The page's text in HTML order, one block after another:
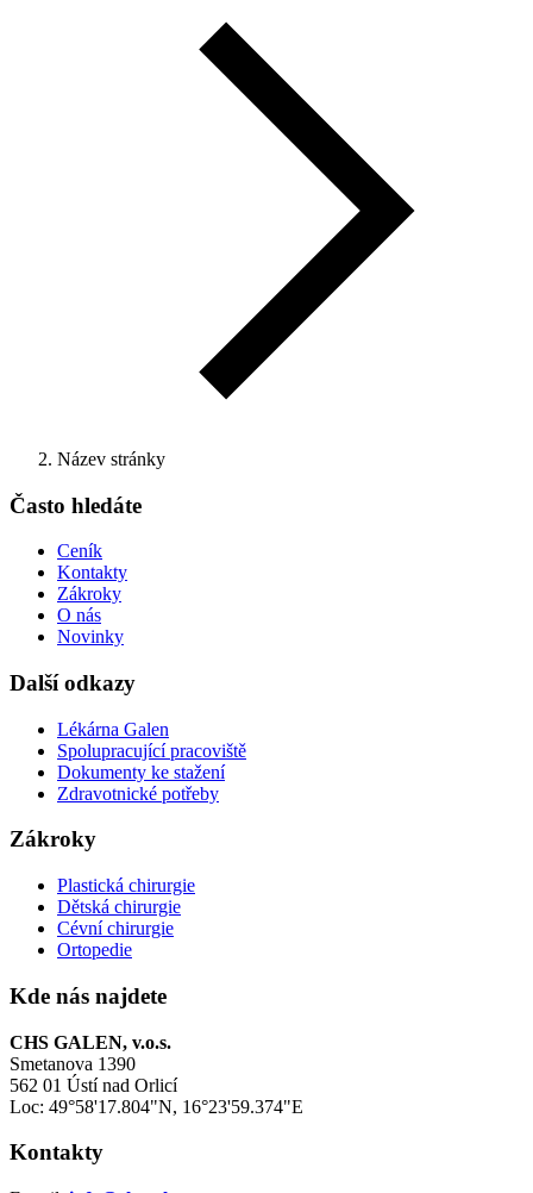
Název stránky
Často hledáte
Ceník
Kontakty
Zákroky
O nás
Novinky
Další odkazy
Lékárna Galen
Spolupracující pracoviště
Dokumenty ke stažení
Zdravotnické potřeby
Zákroky
Plastická chirurgie
Dětská chirurgie
Cévní chirurgie
Ortopedie
Kde nás najdete
CHS GALEN, v.o.s.
Smetanova 1390
562 01 Ústí nad Orlicí
Loc: 49°58'17.804"N, 16°23'59.374"E
Kontakty